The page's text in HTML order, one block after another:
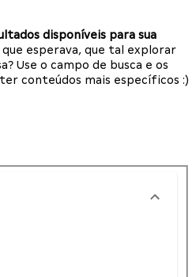
disponíveis para sua
esperava, que tal explorar
Use o campo de busca e os
conteúdos mais específicos :)